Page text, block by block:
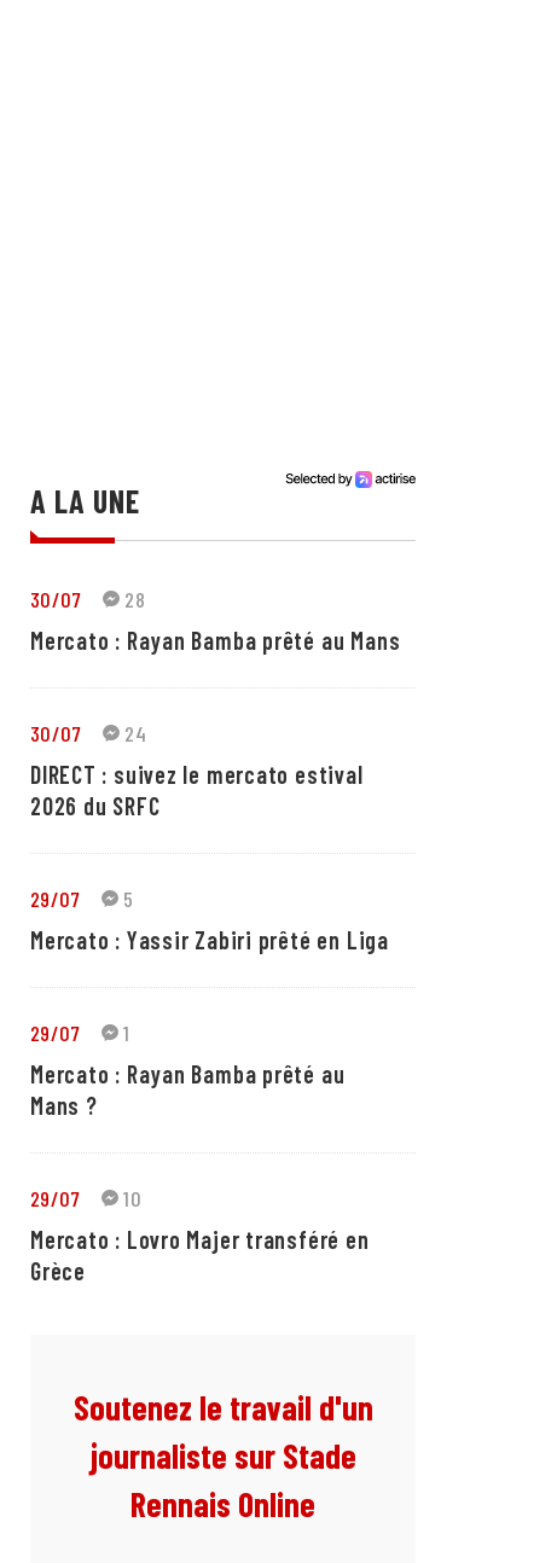
A LA UNE
30/07 28
Mercato : Rayan Bamba prêté au Mans
30/07 24
DIRECT : suivez le mercato estival
2026 du SRFC
29/07 5
Mercato : Yassir Zabiri prêté en Liga
29/07 1
Mercato : Rayan Bamba prêté au
Mans ?
29/07 10
Mercato : Lovro Majer transféré en
Grèce
Soutenez le travail d'un
journaliste sur Stade
Rennais Online